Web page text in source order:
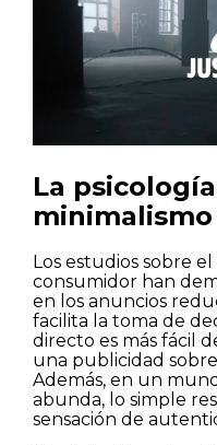
Spots
La
Los estudios sobre
consumidor han
en los anuncios
facilita la toma de
directo es más fácil
una publicidad
Además, en un
abunda, lo simple
sensación de